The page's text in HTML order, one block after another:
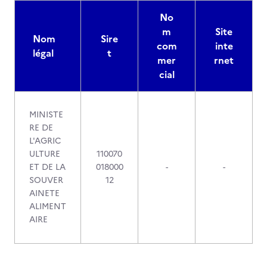
Nom
légal
Sire
t
No
m
com
mer
cial
Site
inte
rnet
MINISTE
RE DE
L'AGRIC
ULTURE
ET DE LA
SOUVER
AINETE
ALIMENT
AIRE
110070
018000
12
- -